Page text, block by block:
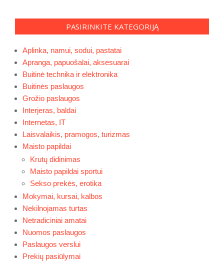
PASIRINKITE KATEGORIJĄ
Aplinka, namui, sodui, pastatai
Apranga, papuošalai, aksesuarai
Buitinė technika ir elektronika
Buitinės paslaugos
Grožio paslaugos
Interjeras, baldai
Internetas, IT
Laisvalaikis, pramogos, turizmas
Maisto papildai
Krutų didinimas
Maisto papildai sportui
Sekso prekės, erotika
Mokymai, kursai, kalbos
Nekilnojamas turtas
Netradiciniai amatai
Nuomos paslaugos
Paslaugos verslui
Prekių pasiūlymai